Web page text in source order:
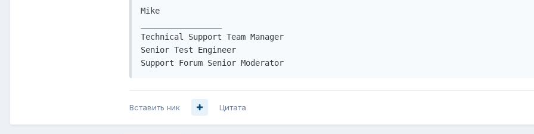
Mike
Technical Support Team Manager
Senior Test Engineer
Support Forum Senior Moderator
Вставить ник Цитата